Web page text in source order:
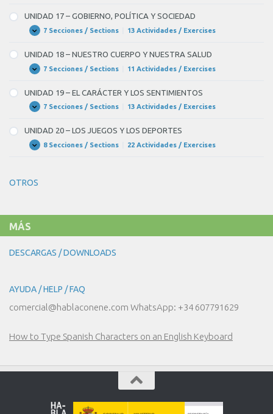
TIEMPO
–
EL
CONOCIMIENTO
CIENTÍFICO
UNIDAD 17 – GOBIERNO, POLÍTICA Y SOCIEDAD
Expandir
UNIDAD
–
GOBIERNO,
POLÍTICA
Y
7 Secciones / Sections 13 Actividades / Exercises
UNIDAD 18 – NUESTRO CUERPO Y NUESTRA SALUD
Expandir
UNIDAD
–
NUESTRO
CUERPO
Y
SALUD
7 Secciones / Sections 11 Actividades / Exercises
UNIDAD 19 – EL CARÁCTER Y LOS SENTIMIENTOS
Expandir
UNIDAD
–
EL
CARÁCTER
Y
7 Secciones / Sections 13 Actividades / Exercises
UNIDAD 20 – LOS JUEGOS Y LOS DEPORTES
Expandir
UNIDAD
JUEGOS
8 Secciones / Sections 22 Actividades / Exercises
OTROS
MÁS
DESCARGAS / DOWNLOADS
AYUDA / HELP / FAQ
comercial@hablaconene.com WhatsApp: +34 607791629
How to Type Spanish Characters on an English Keyboard